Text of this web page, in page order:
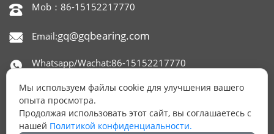
 Mob：86-15152217770
 Email:gq@gqbearing.com
 Whatsapp/Wachat:86-15152217770
 Skype：gqbearing

Адрес: офис 1515,650 NORTH XINGYUAN ROAD,
РАЙОН БЕЙТАН, УСИ, КИТАЙ.
Мы используем файлы cookie для улучшения вашего
опыта просмотра.
Продолжая использовать этот сайт, вы соглашаетесь с
нашей Политикой конфиденциальности.